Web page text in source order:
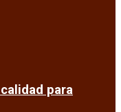
para